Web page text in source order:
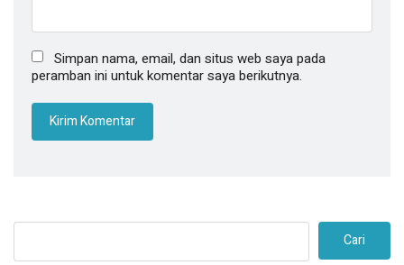
Simpan nama, email, dan situs web saya pada
peramban ini untuk komentar saya berikutnya.
Cari